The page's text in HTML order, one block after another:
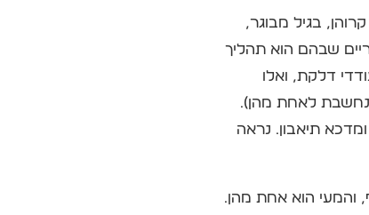
בגיל מבוגר,
שבהם הוא תהליך
דלקת, ואלו
נחשבת לאחת מהן).
תיאבון. נראה
והמעי הוא אחת מהן.